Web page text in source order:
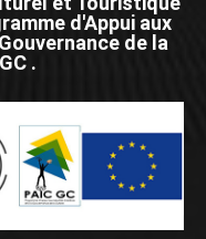
d'Appui aux
de la
.